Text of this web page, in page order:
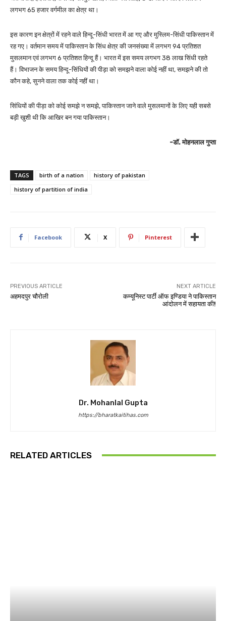
लगभग 65 हजार वर्गमील का क्षेत्र था।
इस कारण इन क्षेत्रों में रहने वाले हिन्दू-सिंधी भारत में आ गए और मुस्लिम-सिंधी पाकिस्तान में
रह गए। वर्तमान समय में पाकिस्तान के सिंध क्षेत्र की जनसंख्या में लगभग 94 प्रतिशत
मुसलमान एवं लगभग 6 प्रतिशत हिन्दू हैं। भारत में इस समय लगभग 38 लाख सिंधी रहते
हैं। विभाजन के समय हिन्दू-सिंधियों की पीड़ा को समझने वाला कोई नहीं था, समझने की तो
कौन कहे, सुनने वाला तक कोई नहीं था।
सिंधियों की पीड़ा को कोई समझे न समझे, पाकिस्तान जाने वाले मुसलमानों के लिए यही सबसे
बड़ी खुशी थी कि आखिर बन गया पाकिस्तान।
-डॉ. मोहनलाल गुप्ता
TAGS birth of a nation
history of pakistan
history of partition of india
Facebook X Pinterest
PREVIOUS ARTICLE
अहमदपुर चौरोली
NEXT ARTICLE
कम्यूनिस्ट पार्टी ऑफ इण्डिया ने पाकिस्तान
आंदोलन में सहायता की!
Dr. Mohanlal Gupta
https://bharatkaitihas.com
RELATED ARTICLES